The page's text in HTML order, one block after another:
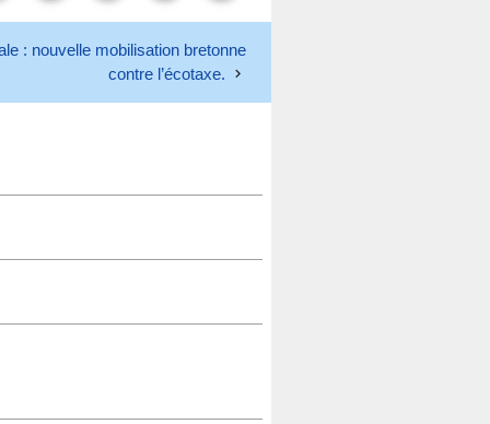
: nouvelle mobilisation bretonne
contre l’écotaxe.